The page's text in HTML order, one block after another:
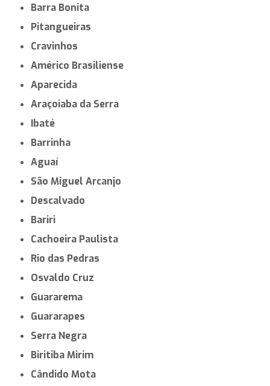
Barra Bonita
Pitangueiras
Cravinhos
Américo Brasiliense
Aparecida
Araçoiaba da Serra
Ibaté
Barrinha
Aguaí
São Miguel Arcanjo
Descalvado
Bariri
Cachoeira Paulista
Rio das Pedras
Osvaldo Cruz
Guararema
Guararapes
Serra Negra
Biritiba Mirim
Cândido Mota